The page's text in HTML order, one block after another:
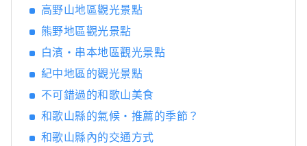
高野山地區觀光景點
熊野地區觀光景點
白濱・串本地區觀光景點
紀中地區的觀光景點
不可錯過的和歌山美食
和歌山縣的氣候・推薦的季節？
和歌山縣內的交通方式